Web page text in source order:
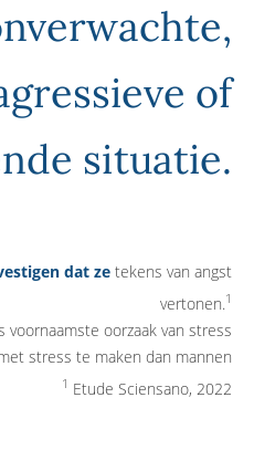
of
situatie.
dat ze tekens van angst
vertonen.1
voornaamste oorzaak van stress
stress te maken dan mannen
1 Etude Sciensano, 2022